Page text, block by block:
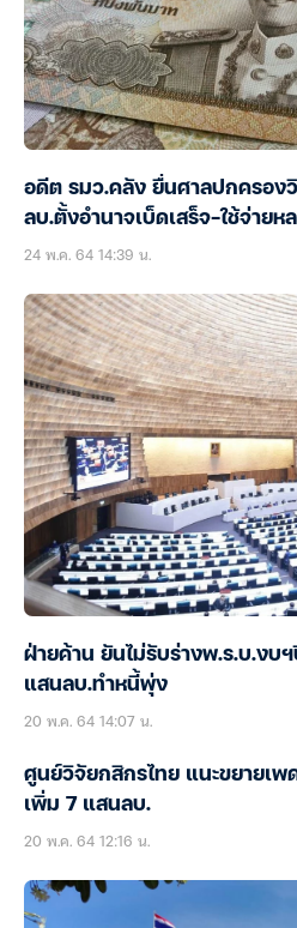
อดีต รมว.คลัง ยื่นศาลปกครอง
ลบ.ตั้งอำนาจเบ็ดเสร็จ-ใช้จ่ายห
24 พ.ค. 64 14:39 น.
ฝ่ายค้าน ยันไม่รับร่างพ.ร.บ.งบ
แสนลบ.ทำหนี้พุ่ง
20 พ.ค. 64 14:07 น.
ศูนย์วิจัยกสิกรไทย แนะขยายเพ
เพิ่ม 7 แสนลบ.
20 พ.ค. 64 12:16 น.